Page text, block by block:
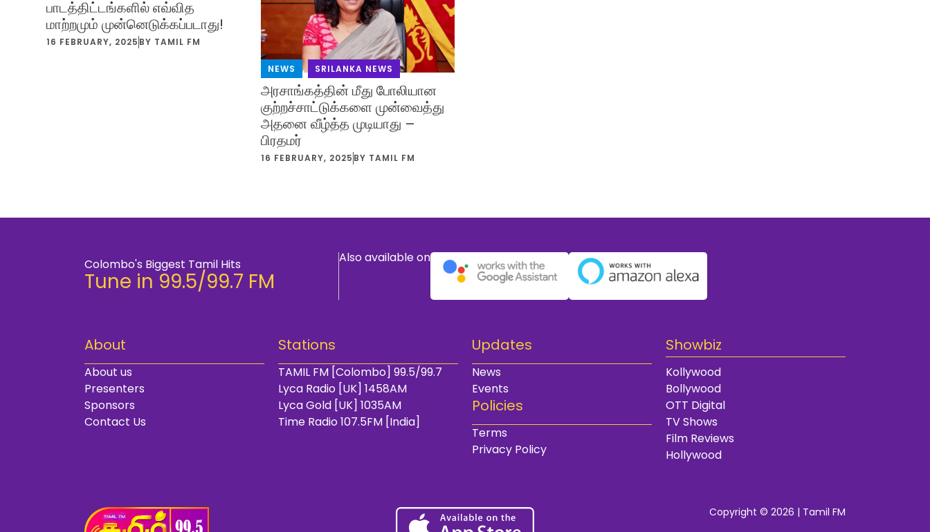
பாடத்திட்டங்களில் எவ்வித
மாற்றமும் முன்னெடுக்கப்படாது!
16 FEBRUARY, 2025 BY TAMIL FM
NEWS , SRILANKA NEWS
அரசாங்கத்தின் மீது போலியான
குற்றச்சாட்டுக்களை முன்வைத்து
அதனை வீழ்த்த முடியாது –
பிரதமர்
16 FEBRUARY, 2025 BY TAMIL FM
Colombo's Biggest Tamil Hits
Tune in 99.5/99.7 FM
Also available on
About
About us
Presenters
Sponsors
Contact Us
Stations
TAMIL FM [Colombo] 99.5/99.7
Lyca Radio [UK] 1458AM
Lyca Gold [UK] 1035AM
Time Radio 107.5FM [India]
Updates
News
Events
Policies
Terms
Privacy Policy
Showbiz
Kollywood
Bollywood
OTT Digital
TV Shows
Film Reviews
Hollywood
Copyright © 2026 | Tamil FM